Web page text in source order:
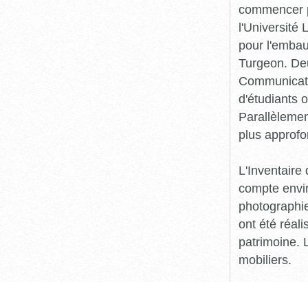
commencer
l'Université
pour
Turgeon.
d'étudiants
plus
L'Inventaire
compte
ont été
patrimoine.
mobiliers.